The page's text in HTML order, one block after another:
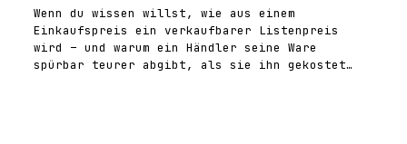
Wenn du wissen willst, wie aus einem
Einkaufspreis ein verkaufbarer Listenpreis
wird – und warum ein Händler seine Ware
spürbar teurer abgibt, als sie ihn gekostet…